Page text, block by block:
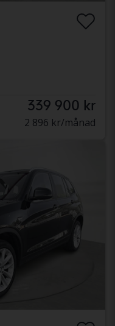
339 900 kr
2 896 kr/månad